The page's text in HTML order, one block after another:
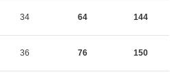
34 64 144
36 76 150